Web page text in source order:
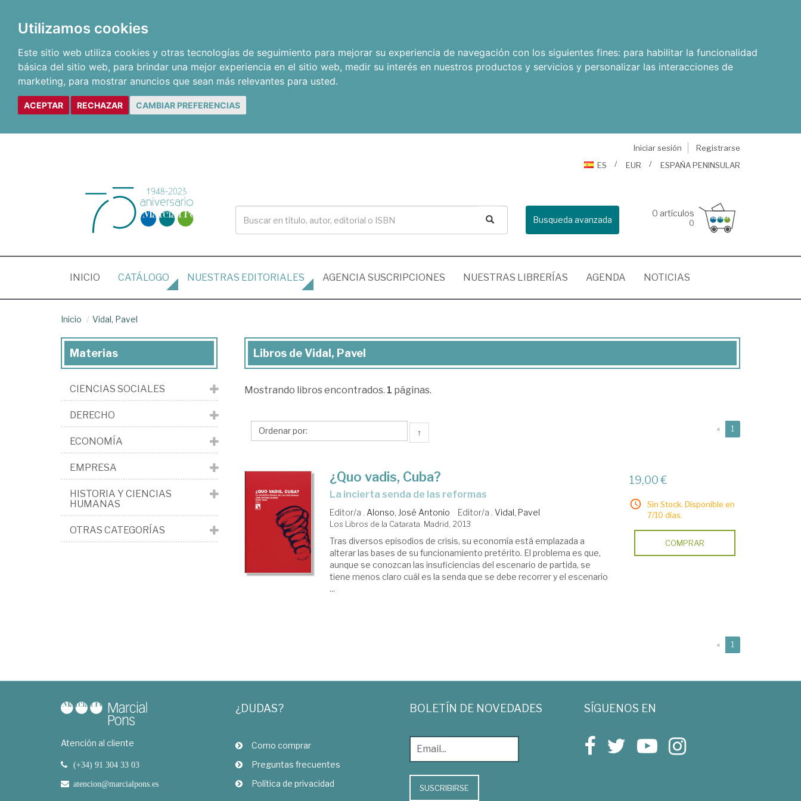
Utilizamos cookies
Este sitio web utiliza cookies y otras tecnologías de seguimiento para mejorar su experiencia de navegación con los siguientes fines: para habilitar la funcionalidad
básica del sitio web, para brindar una mejor experiencia en el sitio web, medir su interés en nuestros productos y servicios y personalizar las interacciones de
marketing, para mostrar anuncios que sean más relevantes para usted.
ACEPTAR RECHAZAR CAMBIAR PREFERENCIAS
Iniciar sesión
Registrarse
ES
EUR ESPAÑA PENINSULAR
Busqueda avanzada
0 artículos
0
INICIO (CURRENT)
CATÁLOGO NUESTRAS EDITORIALES AGENCIA SUSCRIPCIONES NUESTRAS LIBRERÍAS AGENDA NOTICIAS
Inicio Vidal, Pavel
Libros
Vidal,
Libros de Vidal, Pavel
Mostrando libros encontrados. 1 páginas.
↑ « 1
¿Quo vadis, Cuba?
la incierta senda de las reformas
Editor/a . Alonso, José Antonio Editor/a .Vidal, Pavel
Los Libros de la Catarata. Madrid, 2013
Tras diversos episodios de crisis, su economía está emplazada a
alterar las bases de su funcionamiento pretérito. El problema es que,
aunque se conozcan las insuficiencias del escenario de partida, se
tiene menos claro cuál es la senda que se debe recorrer y el escenario
...
19,00 €
Sin Stock. Disponible en
7/10 días.
COMPRAR
« 1
Materias
CIENCIAS SOCIALES
DERECHO
ECONOMÍA
EMPRESA
HISTORIA Y CIENCIAS
HUMANAS
OTRAS CATEGORÍAS
Atención al cliente
(+34) 91 304 33 03
atencion@marcialpons.es
¿DUDAS?
Como comprar
Preguntas frecuentes
Política de privacidad
BOLETÍN DE NOVEDADES
SUSCRIBIRSE
SÍGUENOS EN